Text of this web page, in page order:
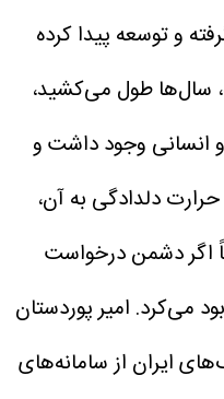
و توسعه پیدا کرده
جنگ تحمیلی ۱۲ روزه، سال‌ها طول می‌کشید،
و انسانی وجود داشت و
دلدادگی به آن،
اگر دشمن درخواست
می‌کرد. امیر پوردستان
ایران از سامانه‌های